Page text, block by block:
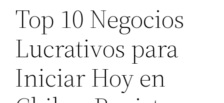
Top 10 Negocios
Lucrativos para
Iniciar Hoy en